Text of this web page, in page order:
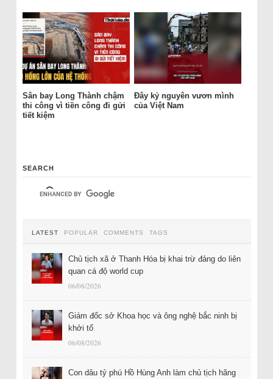
Sân bay Long Thành chậm
thi công vì tiền công đi gửi
tiết kiệm
Đây kỷ nguyên vươn mình
của Việt Nam
SEARCH
LATEST POPULAR COMMENTS TAGS
Chủ tịch xã ở Thanh Hóa bị khai trừ đảng do liên
quan cá độ world cup
06/08/2026
Giám đốc sở Khoa học và ông nghệ bắc ninh bị
khởi tố
06/08/2026
Con dâu tỷ phú Hồ Hùng Anh làm chủ tịch hãng